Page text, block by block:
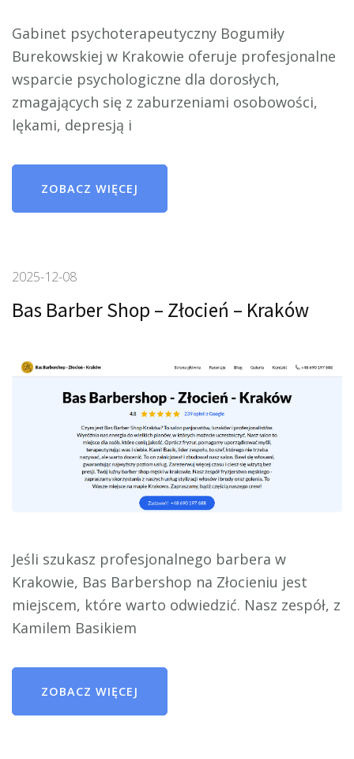
Gabinet psychoterapeutyczny Bogumiły
Burekowskiej w Krakowie oferuje profesjonalne
wsparcie psychologiczne dla dorosłych,
zmagających się z zaburzeniami osobowości,
lękami, depresją i
ZOBACZ WIĘCEJ
2025-12-08
Bas Barber Shop – Złocień – Kraków
Jeśli szukasz profesjonalnego barbera w
Krakowie, Bas Barbershop na Złocieniu jest
miejscem, które warto odwiedzić. Nasz zespół, z
Kamilem Basikiem
ZOBACZ WIĘCEJ